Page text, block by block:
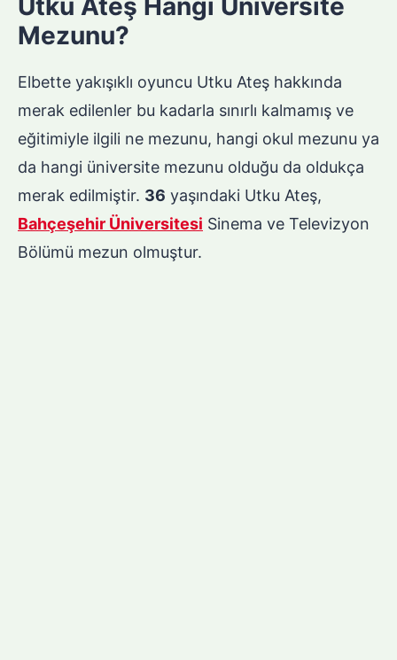
Utku Ateş Hangi Üniversite
Mezunu?
Elbette yakışıklı oyuncu Utku Ateş hakkında
merak edilenler bu kadarla sınırlı kalmamış ve
eğitimiyle ilgili ne mezunu, hangi okul mezunu ya
da hangi üniversite mezunu olduğu da oldukça
merak edilmiştir. 36 yaşındaki Utku Ateş,
Bahçeşehir Üniversitesi Sinema ve Televizyon
Bölümü mezun olmuştur.